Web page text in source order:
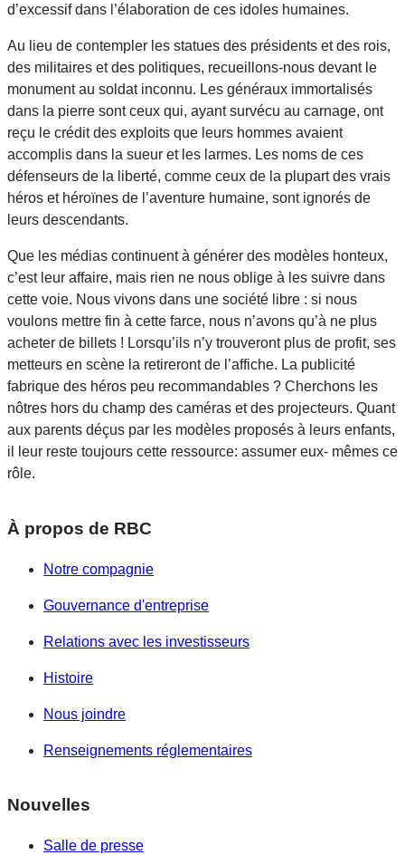
d’excessif dans l’élaboration de ces idoles humaines.
Au lieu de contempler les statues des présidents et des rois,
des militaires et des politiques, recueillons-nous devant le
monument au soldat inconnu. Les généraux immortalisés
dans la pierre sont ceux qui, ayant survécu au carnage, ont
reçu le crédit des exploits que leurs hommes avaient
accomplis dans la sueur et les larmes. Les noms de ces
défenseurs de la liberté, comme ceux de la plupart des vrais
héros et héroïnes de l’aventure humaine, sont ignorés de
leurs descendants.
Que les médias continuent à générer des modèles honteux,
c’est leur affaire, mais rien ne nous oblige à les suivre dans
cette voie. Nous vivons dans une société libre : si nous
voulons mettre fin à cette farce, nous n’avons qu’à ne plus
acheter de billets ! Lorsqu’ils n’y trouveront plus de profit, ses
metteurs en scène la retireront de l’affiche. La publicité
fabrique des héros peu recommandables ? Cherchons les
nôtres hors du champ des caméras et des projecteurs. Quant
aux parents déçus par les modèles proposés à leurs enfants,
il leur reste toujours cette ressource: assumer eux- mêmes ce
rôle.
À propos de RBC
Notre compagnie
Gouvernance d'entreprise
Relations avec les investisseurs
Histoire
Nous joindre
Renseignements réglementaires
Nouvelles
Salle de presse